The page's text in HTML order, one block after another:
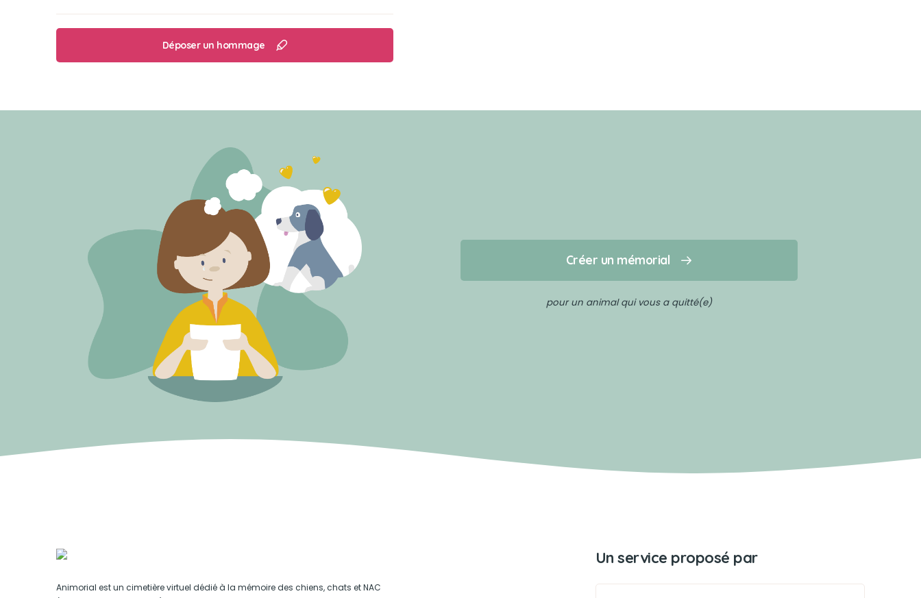
Déposer un hommage
Créer un mémorial
pour un animal qui vous a quitté(e)
Animorial est un cimetière virtuel dédié à la mémoire des chiens, chats et NAC
Un service proposé par